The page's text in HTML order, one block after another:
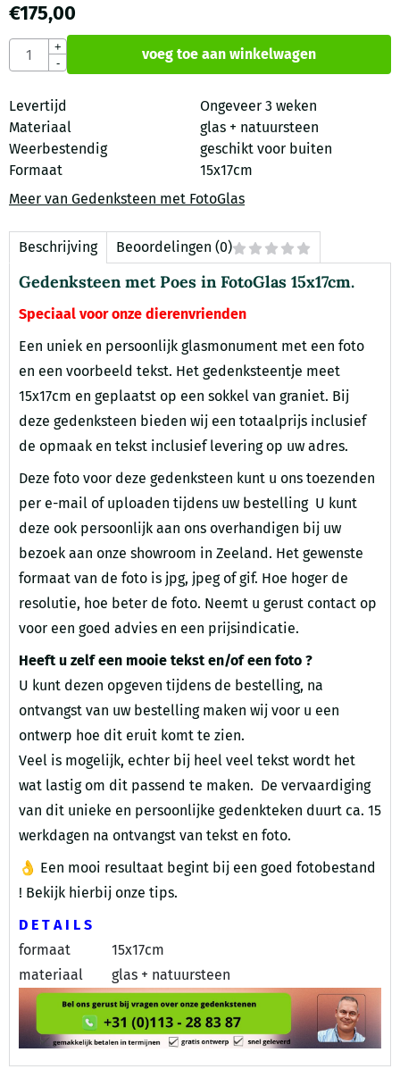
€175,00
Aantal
+
-
voeg toe aan winkelwagen
Levertijd
Ongeveer 3 weken
Materiaal
glas + natuursteen
Weerbestendig
geschikt voor buiten
Formaat
15x17cm
Meer van Gedenksteen met FotoGlas
Beschrijving Beoordelingen (0)
Gedenksteen met Poes in FotoGlas 15x17cm.
Speciaal voor onze dierenvrienden
Een uniek en persoonlijk glasmonument met een foto
en een voorbeeld tekst. Het gedenksteentje meet
15x17cm en geplaatst op een sokkel van graniet. Bij
deze gedenksteen bieden wij een totaalprijs inclusief
de opmaak en tekst inclusief levering op uw adres.
Deze foto voor deze gedenksteen kunt u ons toezenden
per e-mail of uploaden tijdens uw bestelling U kunt
deze ook persoonlijk aan ons overhandigen bij uw
bezoek aan onze showroom in Zeeland. Het gewenste
formaat van de foto is jpg, jpeg of gif. Hoe hoger de
resolutie, hoe beter de foto. Neemt u gerust contact op
voor een goed advies en een prijsindicatie.
Heeft u zelf een mooie tekst en/of een foto ?
U kunt dezen opgeven tijdens de bestelling, na
ontvangst van uw bestelling maken wij voor u een
ontwerp hoe dit eruit komt te zien.
Veel is mogelijk, echter bij heel veel tekst wordt het
wat lastig om dit passend te maken. De vervaardiging
van dit unieke en persoonlijke gedenkteken duurt ca. 15
werkdagen na ontvangst van tekst en foto.
👌 Een mooi resultaat begint bij een goed fotobestand
! Bekijk hierbij onze tips.
D E T A I L S
formaat
15x17cm
materiaal
glas + natuursteen